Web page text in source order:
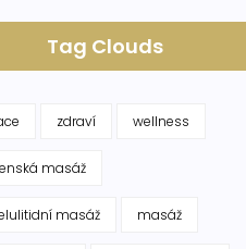
Tag Clouds
zdraví wellness
masáž
masáž masáž